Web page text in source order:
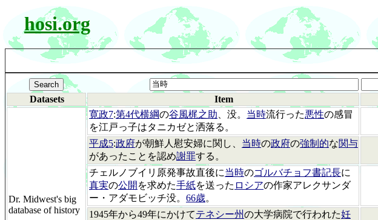
hosi.org
Datasets Item
Dr. Midwest's big
database of history
寛政7:第4代横綱の谷風梶之助 、没。 当時流行った悪性の感冒
を江戸っ子はタニカゼと洒落る。
平成5:政府が朝鮮人慰安婦に関し、 当時の政府の強制的な関与
があったことを認め謝罪する。
チェルノブイリ原発事故直後に当時のゴルバチョフ書記長に
真実の公開 を求めた手紙を送った ロシアの作家アレクサンダ
ー・アダモビッチ没。 66歳。
1945年から49年にかけてテネシー州の大学病院で行われた妊